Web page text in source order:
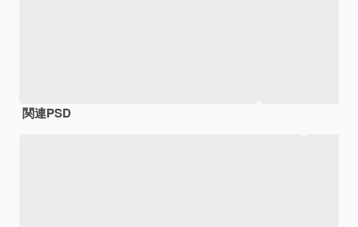
関連PSD